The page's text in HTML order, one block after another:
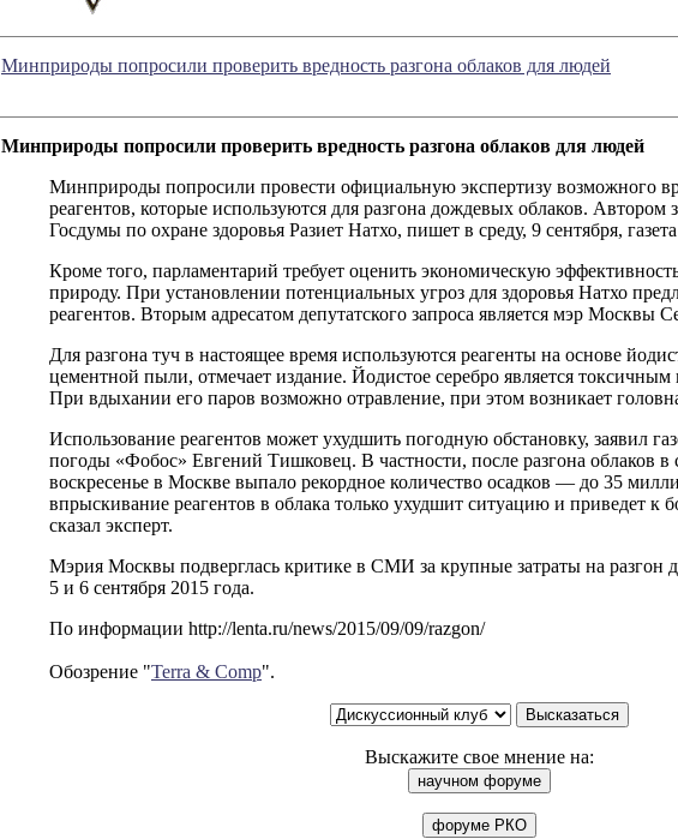
Минприроды попросили проверить вредность разгона облаков для людей
Минприроды попросили проверить вредность разгона облаков для людей
Минприроды попросили провести официальную экспертизу возможного
реагентов, которые используются для разгона дождевых облаков. Автором
Госдумы по охране здоровья Разиет Натхо, пишет в среду, 9 сентября,
Кроме того, парламентарий требует оценить экономическую
природу. При установлении потенциальных угроз для здоровья Натхо
реагентов. Вторым адресатом депутатского запроса является мэр Москвы
Для разгона туч в настоящее время используются реагенты на основе
цементной пыли, отмечает издание. Йодистое серебро является
При вдыхании его паров возможно отравление, при этом возникает
Использование реагентов может ухудшить погодную обстановку, заявил
погоды «Фобос» Евгений Тишковец. В частности, после разгона облаков в
воскресенье в Москве выпало рекордное количество осадков — до 35
впрыскивание реагентов в облака только ухудшит ситуацию и приведет
сказал эксперт.
Мэрия Москвы подверглась критике в СМИ за крупные затраты на разгон
5 и 6 сентября 2015 года.
По информации http://lenta.ru/news/2015/09/09/razgon/
Обозрение "Terra & Comp".
Выскажите свое мнение на: